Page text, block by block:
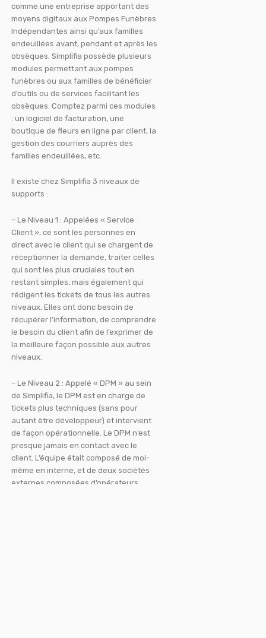
comme une entreprise apportant des
moyens digitaux aux Pompes Funèbres
Indépendantes ainsi qu’aux familles
endeuillées avant, pendant et après les
obsèques. Simplifia possède plusieurs
modules permettant aux pompes
funèbres ou aux familles de bénéficier
d’outils ou de services facilitant les
obsèques. Comptez parmi ces modules
: un logiciel de facturation, une
boutique de fleurs en ligne par client, la
gestion des courriers auprès des
familles endeuillées, etc.
Il existe chez Simplifia 3 niveaux de
supports :
– Le Niveau 1 : Appelées « Service
Client », ce sont les personnes en
direct avec le client qui se chargent de
réceptionner la demande, traiter celles
qui sont les plus cruciales tout en
restant simples, mais également qui
rédigent les tickets de tous les autres
niveaux. Elles ont donc besoin de
récupérer l’information, de comprendre
le besoin du client afin de l’exprimer de
la meilleure façon possible aux autres
niveaux.
– Le Niveau 2 : Appelé « DPM » au sein
de Simplifia, le DPM est en charge de
tickets plus techniques (sans pour
autant être développeur) et intervient
de façon opérationnelle. Le DPM n’est
presque jamais en contact avec le
client. L’équipe était composé de moi-
même en interne, et de deux sociétés
externes composées d’opérateurs